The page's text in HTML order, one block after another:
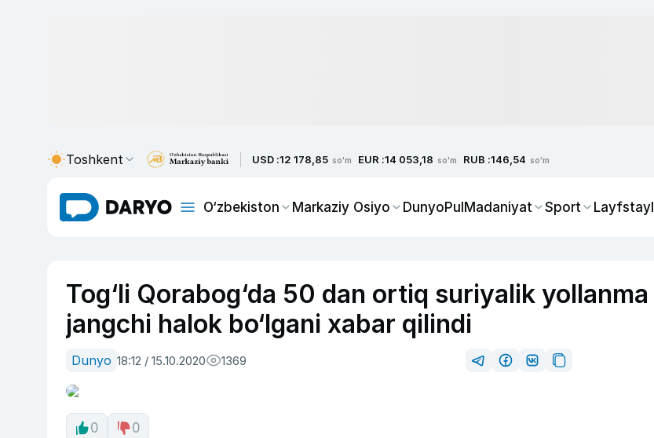
Toshkent USD :12 178,85 so'm EUR :14 053,18 so'm RUB :146,54 so'm
O‘zbekiston Markaziy Osiyo DunyoPulMadaniyat Sport Layfstayl
Tog‘li Qorabog‘da 50 dan ortiq suriyalik yollanma
jangchi halok bo‘lgani xabar qilindi
Dunyo 18:12 / 15.10.2020 1369
0 0